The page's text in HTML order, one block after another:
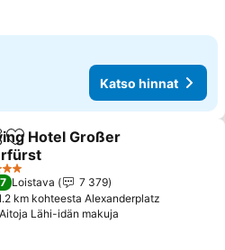
Katso hinnat
Lisää suosikkeihin
Hotel Großer
Loistava
7 379
km kohteesta Alexanderplatz
Aitoja Lähi-idän makuja